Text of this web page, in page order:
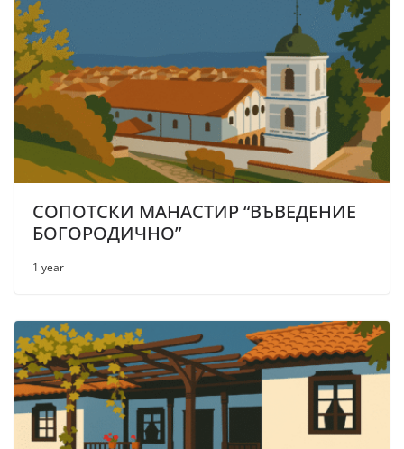
СОПОТСКИ МАНАСТИР “ВЪВЕДЕНИЕ
БОГОРОДИЧНО”
1 year